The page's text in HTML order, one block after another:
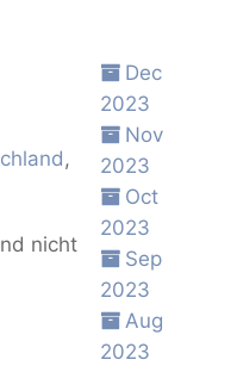
,
nicht
Dec
2023
Nov
2023
Oct
2023
Sep
2023
Aug
2023